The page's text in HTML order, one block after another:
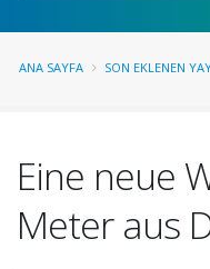
ANA SAYFA SON EKLENEN
Eine neue
Meter aus